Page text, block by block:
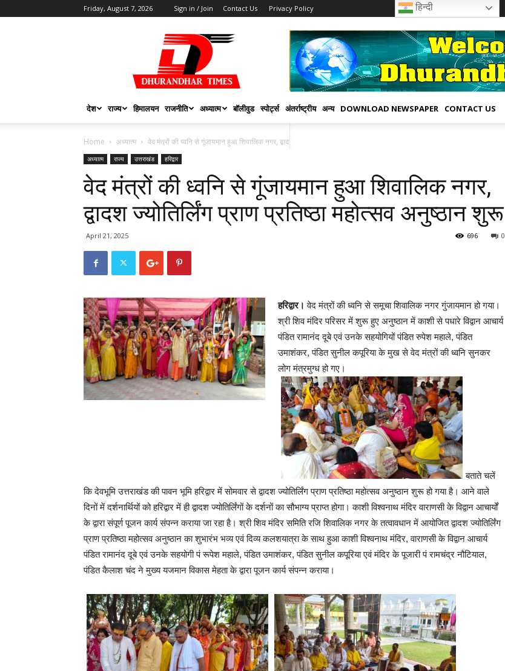
Friday, August 7, 2026 Sign in / Join Contact Us Privacy Policy हिन्दी
DHURANDHAR
TIMES
देश राज्य हिमालयन राजनीति अध्यात्म बॉलीवुड स्पोर्ट्स अंतर्राष्ट्रीय अन्य DOWNLOAD NEWSPAPER CONTACT US
Home अध्यात्म वेद मंत्रों की ध्वनि से गूंजायमान हुआ शिवालिक नगर, द्वादश ज्योतिर्लिंग प्राण...
अध्यात्म राज्य उत्तराखंड हरिद्वार
वेद मंत्रों की ध्वनि से गूंजायमान हुआ शिवालिक नगर,
द्वादश ज्योतिर्लिंग प्राण प्रतिष्ठा महोत्सव अनुष्ठान शुरू
April 21, 2025 0
696
हरिद्वार। वेद मंत्रों की ध्वनि से समूचा शिवालिक नगर गुंजायमान हो गया।
श्री शिव मंदिर परिसर में शुरू हुए अनुष्ठान में काशी से पधारे विद्वान आचार्य
पंडित रामानंद दूबे एवं उनके सहयोगियों पंडित रुपेश महाले, पंडित
उमाशंकर, पंडित सुनील कपूरिया के मुख से वेद मंत्रों की ध्वनि सुनकर
लोग मंत्रमुग्ध हो गए।
बताते चलें
कि देवभूमि उत्तराखंड की पावन भूमि हरिद्वार में सोमवार से द्वादश ज्योतिर्लिंग प्राण प्रतिष्ठा महोत्सव अनुष्ठान शुरू हो गया है। आने वाले
दिनों में दर्शनार्थियों को हरिद्वार में ही द्वादश ज्योतिर्लिंगों के दर्शनों का सौभाग्य प्राप्त होगा। काशी विश्वनाथ मंदिर वाराणसी के विद्वान आचार्यों
के द्वारा संपूर्ण पूजन कार्य संपन्न कराया जा रहा है। श्री शिव मंदिर समिति रजि शिवालिक नगर के तत्वावधान में आयोजित द्वादश ज्योतिर्लिंग
प्राण प्रतिष्ठा महोत्सव अनुष्ठान का शुभारंभ भव्य एवं दिव्य कलशयात्रा के साथ हुआ काशी विश्वनाथ मंदिर, वाराणसी के विद्वान आचार्य
पंडित रामानंद दूबे एवं उनके सहयोगी पं रूपेश महाले, पंडित उमाशंकर, पंडित सुनील कपूरिया एवं मंदिर के पूजारी पं रामचंद्र नौटियाल,
पंडित कैलाश चंद ने मुख्य यजमान विकास मेहता के द्वारा पूजन कार्य संपन्न कराया।